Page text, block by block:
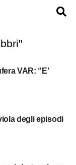
VAR: “E’
degli episodi